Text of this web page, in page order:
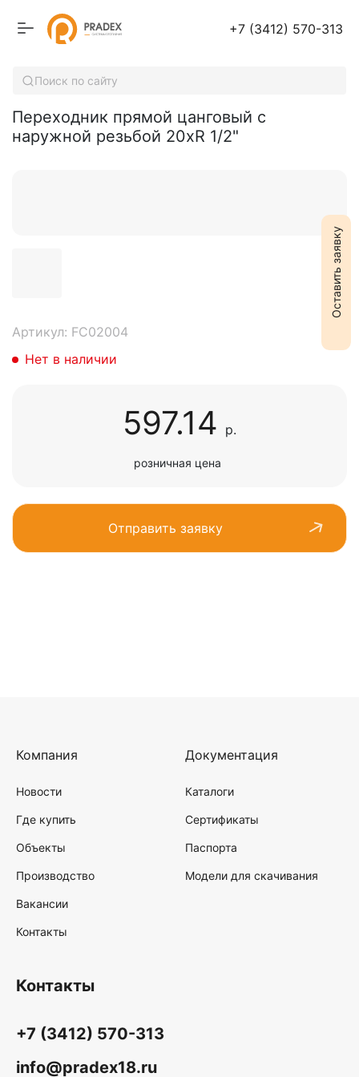
Поиск по сайту
+7 (3412) 570-313
Переходник прямой цанговый с
наружной резьбой 20хR 1/2"
Артикул: FC02004
Нет в наличии
597.14 р.
розничная цена
Отправить заявку
Оставить заявку
Компания
Новости
Где купить
Объекты
Производство
Вакансии
Контакты
Документация
Каталоги
Сертификаты
Паспорта
Модели для скачивания
Контакты
+7 (3412) 570-313
info@pradex18.ru